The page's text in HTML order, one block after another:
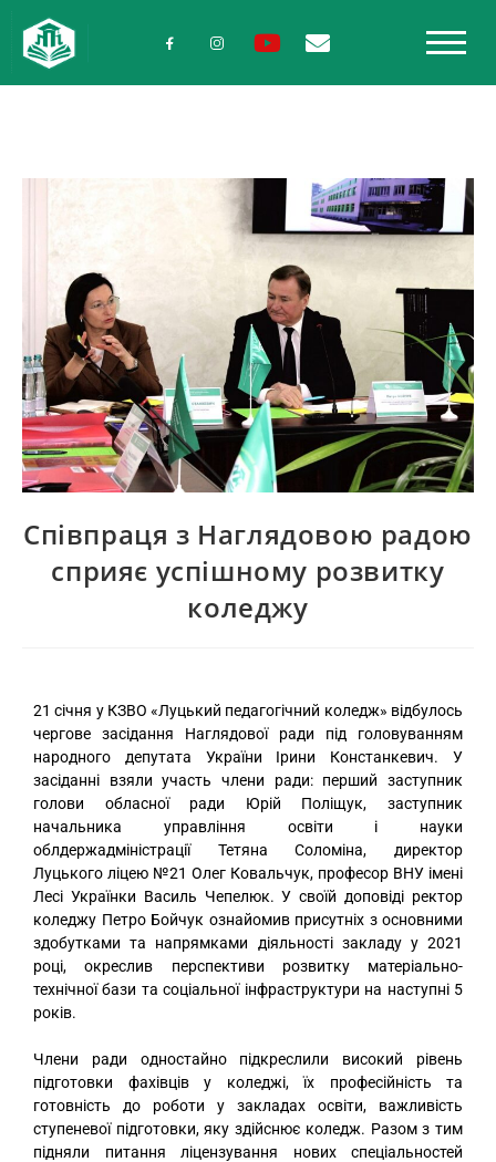
Співпраця з Наглядовою радою
сприяє успішному розвитку
коледжу
21 січня у КЗВО «Луцький педагогічний коледж» відбулось
чергове засідання Наглядової ради під головуванням
народного депутата України Ірини Констанкевич. У
засіданні взяли участь члени ради: перший заступник
голови обласної ради Юрій Поліщук, заступник
начальника управління освіти і науки
облдержадміністрації Тетяна Соломіна, директор
Луцького ліцею №21 Олег Ковальчук, професор ВНУ імені
Лесі Українки Василь Чепелюк. У своїй доповіді ректор
коледжу Петро Бойчук ознайомив присутніх з основними
здобутками та напрямками діяльності закладу у 2021
році, окреслив перспективи розвитку матеріально-
технічної бази та соціальної інфраструктури на наступні 5
років.
Члени ради одностайно підкреслили високий рівень
підготовки фахівців у коледжі, їх професійність та
готовність до роботи у закладах освіти, важливість
ступеневої підготовки, яку здійснює коледж. Разом з тим
підняли питання ліцензування нових спеціальностей